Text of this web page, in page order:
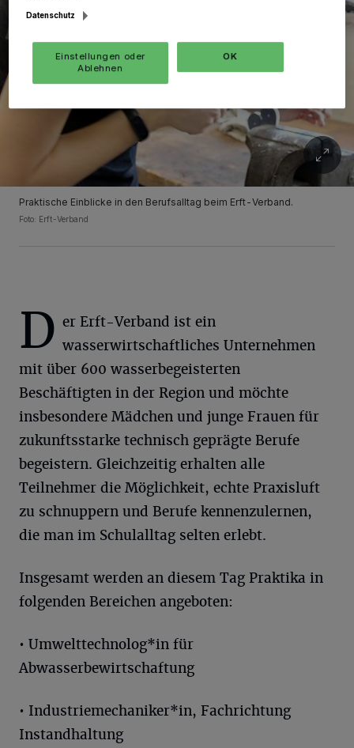
Praktische Einblicke in den Berufsalltag beim Erft-Verband.
Foto: Erft-Verband
D er Erft-Verband ist ein
wasserwirtschaftliches Unternehmen
mit über 600 wasserbegeisterten
Beschäftigten in der Region und möchte
insbesondere Mädchen und junge Frauen für
zukunftsstarke technisch geprägte Berufe
begeistern. Gleichzeitig erhalten alle
Teilnehmer die Möglichkeit, echte Praxisluft
zu schnuppern und Berufe kennenzulernen,
die man im Schulalltag selten erlebt.
Insgesamt werden an diesem Tag Praktika in
folgenden Bereichen angeboten:
• Umwelttechnolog*in für
Abwasserbewirtschaftung
• Industriemechaniker*in, Fachrichtung
Instandhaltung
Datenschutz
Einstellungen oder
Ablehnen
OK